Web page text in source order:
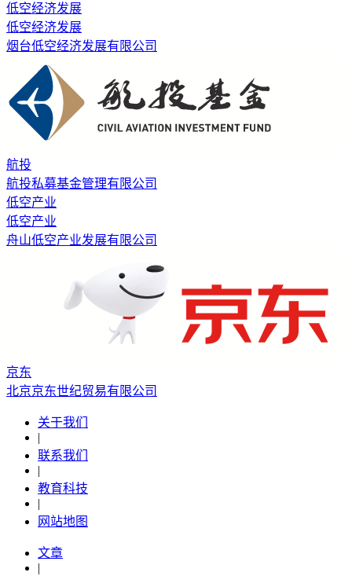
低空经济发展
低空经济发展
烟台低空经济发展有限公司
航投
航投私募基金管理有限公司
低空产业
低空产业
舟山低空产业发展有限公司
京东
北京京东世纪贸易有限公司
关于我们
|
联系我们
|
教育科技
|
网站地图
文章
|